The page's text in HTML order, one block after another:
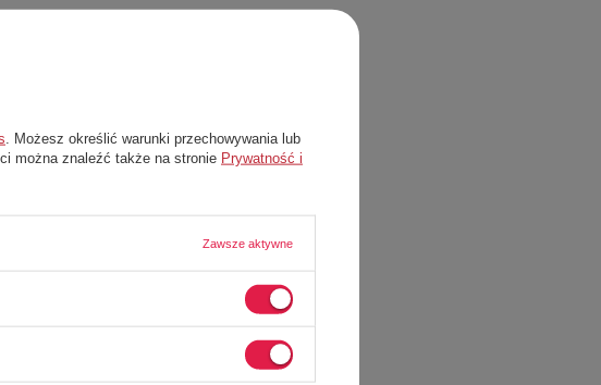
. Możesz określić warunki przechowywania lub
można znaleźć także na stronie Prywatność i
Zawsze aktywne